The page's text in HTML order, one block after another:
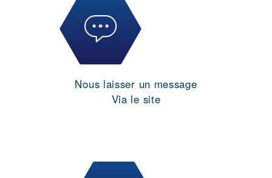
Nous laisser un message
Via le site